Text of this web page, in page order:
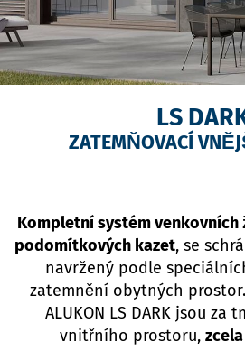
LS
ZATEMŇOVACÍ
Kompletní systém venkovních
podomítkových kazet, se
navržený podle
zatemnění obytných
ALUKON LS DARK jsou za
vnitřního prostoru,